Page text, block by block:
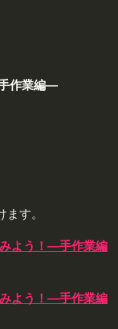
作業編―
す。
みよう！―手作業編
みよう！―手作業編